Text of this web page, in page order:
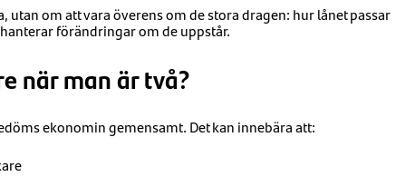
om att vara överens om de stora dragen: hur lånet passar
förändringar om de uppstår.
när man är två?
ekonomin gemensamt. Det kan innebära att: